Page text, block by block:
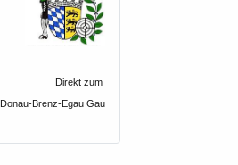
Direkt zum
Donau-Brenz-Egau Gau